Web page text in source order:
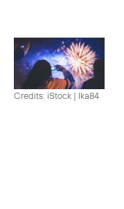
Credits: iStock | Ika84